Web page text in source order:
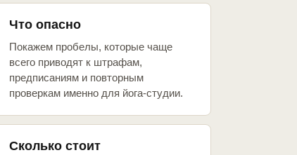
Что опасно
Покажем пробелы, которые чаще
всего приводят к штрафам,
предписаниям и повторным
проверкам именно для йога-студии.
Сколько стоит